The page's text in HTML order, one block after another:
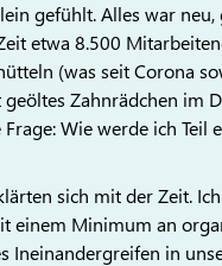
gefühlt. Alles war
etwa 8.500
(was seit Corona
Zahnrädchen im
Wie werde ich Teil
sich mit der Zeit.
einem Minimum an
Ineinandergreifen in